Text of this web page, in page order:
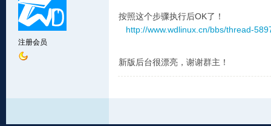
注册会员
按照这个步骤执行后OK了！
http://www.wdlinux.cn/bbs/thread-
新版后台很漂亮，谢谢群主！